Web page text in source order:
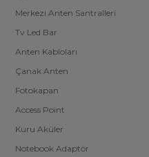
kumanda seçenekleri.
ekonomik çözümler.
Toplu siparişlerde özel fiyat
ekibimizle iletişime geçebilirsiniz.
Orijinal ve Uyumlu
Orijinal kumandalar
,
ergonomik tasarımlarımız
Merkezi Anten Santralleri
Tv Led Bar
Anten Kabloları
Çanak Anten
Fotokapan
Access Point
Kuru Aküler
Notebook Adaptör